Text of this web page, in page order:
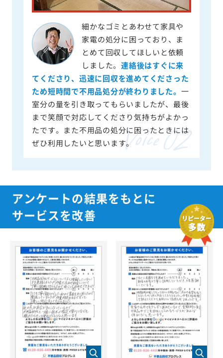
細かなゴミとあわせて家具や
家電の処分に困っており、ま
とめて回収してほしいと依頼
しました。連絡後はすぐに来
てくださり、迅速に回収を進めてくださった
ため短時間で不用品処分が終わりました。 一
室分の量を引き取ってもらいましたが、最後
まで笑顔で対応してくださり気持ちがよかっ
たです。また不用品の処分に困ったときには
ぜひ利用したいと思います。
アンケートの結果をもとに
サービスを改善